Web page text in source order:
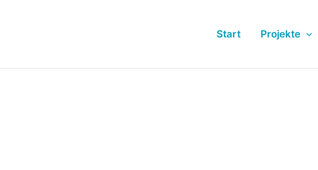
Start Projekte